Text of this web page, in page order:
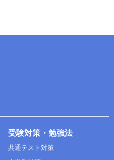
受験対策・勉強法
共通テスト対策